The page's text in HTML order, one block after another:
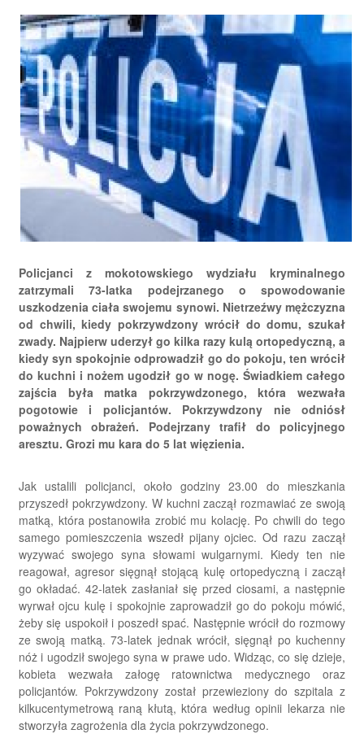
Policjanci z mokotowskiego wydziału kryminalnego
zatrzymali 73-latka podejrzanego o spowodowanie
uszkodzenia ciała swojemu synowi. Nietrzeźwy mężczyzna
od chwili, kiedy pokrzywdzony wrócił do domu, szukał
zwady. Najpierw uderzył go kilka razy kulą ortopedyczną, a
kiedy syn spokojnie odprowadził go do pokoju, ten wrócił
do kuchni i nożem ugodził go w nogę. Świadkiem całego
zajścia była matka pokrzywdzonego, która wezwała
pogotowie i policjantów. Pokrzywdzony nie odniósł
poważnych obrażeń. Podejrzany trafił do policyjnego
aresztu. Grozi mu kara do 5 lat więzienia.
Jak ustalili policjanci, około godziny 23.00 do mieszkania
przyszedł pokrzywdzony. W kuchni zaczął rozmawiać ze swoją
matką, która postanowiła zrobić mu kolację. Po chwili do tego
samego pomieszczenia wszedł pijany ojciec. Od razu zaczął
wyzywać swojego syna słowami wulgarnymi. Kiedy ten nie
reagował, agresor sięgnął stojącą kulę ortopedyczną i zaczął
go okładać. 42-latek zasłaniał się przed ciosami, a następnie
wyrwał ojcu kulę i spokojnie zaprowadził go do pokoju mówić,
żeby się uspokoił i poszedł spać. Następnie wrócił do rozmowy
ze swoją matką. 73-latek jednak wrócił, sięgnął po kuchenny
nóż i ugodził swojego syna w prawe udo. Widząc, co się dzieje,
kobieta wezwała załogę ratownictwa medycznego oraz
policjantów. Pokrzywdzony został przewieziony do szpitala z
kilkucentymetrową raną kłutą, która według opinii lekarza nie
stworzyła zagrożenia dla życia pokrzywdzonego.